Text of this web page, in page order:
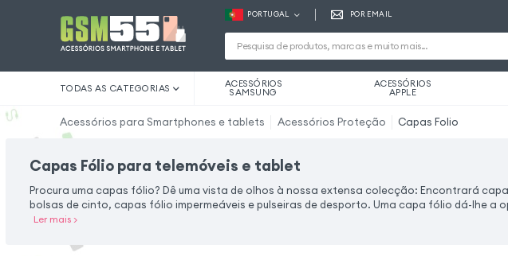
PORTUGAL POR EMAIL
TODAS AS CATEGORIAS ACESSÓRIOS
SAMSUNG
ACESSÓRIOS
APPLE
Acessórios para Smartphones e tablets Acessórios Proteção Capas Folio
Capas Fólio para telemóveis e tablet
Procura uma capas fólio? Dê uma vista de olhos à nossa extensa colecção: Encontrará
bolsas de cinto, capas fólio impermeáveis e pulseiras de desporto. Uma capa fólio dá-lhe
Ler mais>